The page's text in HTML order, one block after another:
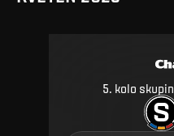
5. kolo